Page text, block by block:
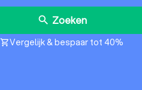
search Zoeken
shopping_cartVergelijk & bespaar tot 40%